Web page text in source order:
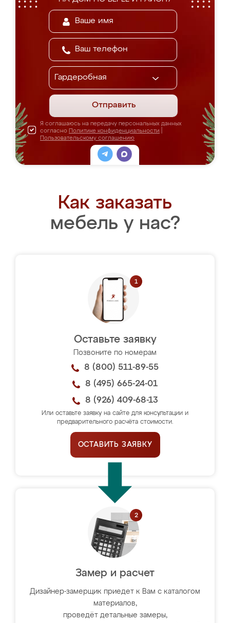
Отправить
Я соглашаюсь на передачу персональных данных
согласно Политике конфиденциальности
Пользовательскому соглашению
Как заказать
мебель у нас?
Оставьте заявку
Позвоните по номерам
8 (800) 511-89-55
8 (495) 665-24-01
8 (926) 409-68-13
Или оставьте заявку на сайте для консультации и
предварительного расчёта стоимости.
ОСТАВИТЬ ЗАЯВКУ
Замер и расчет
Дизайнер-замерщик приедет к Вам с каталогом
материалов,
проведёт детальные замеры,